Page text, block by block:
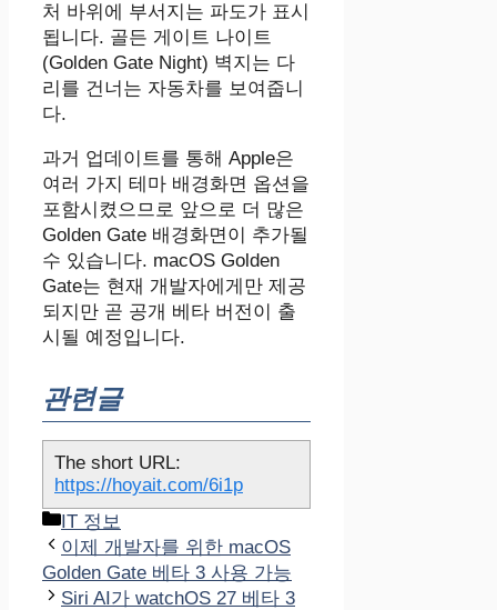
처 바위에 부서지는 파도가 표시
됩니다. 골든 게이트 나이트
(Golden Gate Night) 벽지는 다
리를 건너는 자동차를 보여줍니
다.
과거 업데이트를 통해 Apple은
여러 가지 테마 배경화면 옵션을
포함시켰으므로 앞으로 더 많은
Golden Gate 배경화면이 추가될
수 있습니다. macOS Golden
Gate는 현재 개발자에게만 제공
되지만 곧 공개 베타 버전이 출
시될 예정입니다.
관련글
The short URL:
https://hoyait.com/6i1p
카
테
고
리
IT 정보
이제 개발자를 위한 macOS
Golden Gate 베타 3 사용 가능
Siri AI가 watchOS 27 베타 3